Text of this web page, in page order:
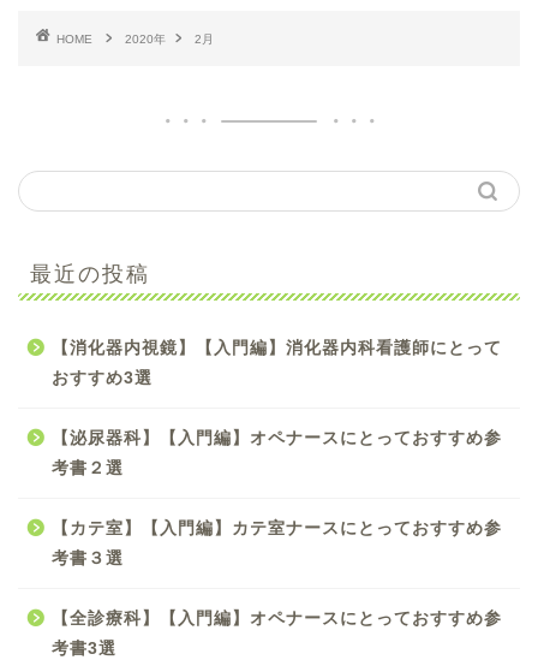
HOME 2020年 2月
最近の投稿
【消化器内視鏡】【入門編】消化器内科看護師にとって
おすすめ3選
【泌尿器科】【入門編】オペナースにとっておすすめ参
考書２選
【カテ室】【入門編】カテ室ナースにとっておすすめ参
考書３選
【全診療科】【入門編】オペナースにとっておすすめ参
考書3選
考書のおすすめ4選
選
オペナースにとってため
【必読書】現役オペ室看